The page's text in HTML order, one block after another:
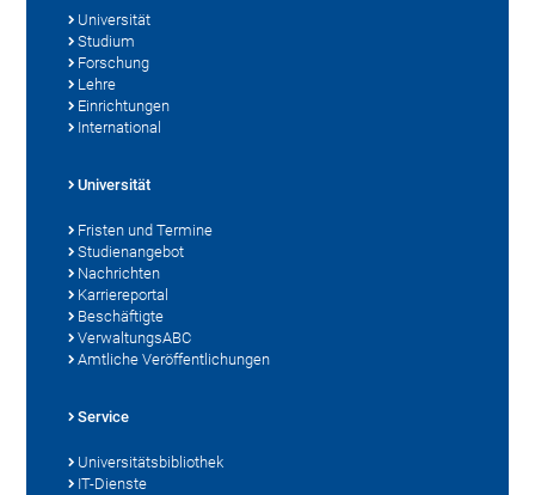
Universität
Studium
Forschung
Lehre
Einrichtungen
International
Universität
Fristen und Termine
Studienangebot
Nachrichten
Karriereportal
Beschäftigte
VerwaltungsABC
Amtliche Veröffentlichungen
Service
Universitätsbibliothek
IT-Dienste